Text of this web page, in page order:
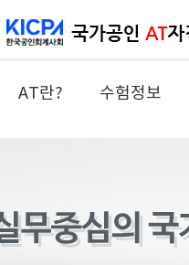
AT란? 수험정보